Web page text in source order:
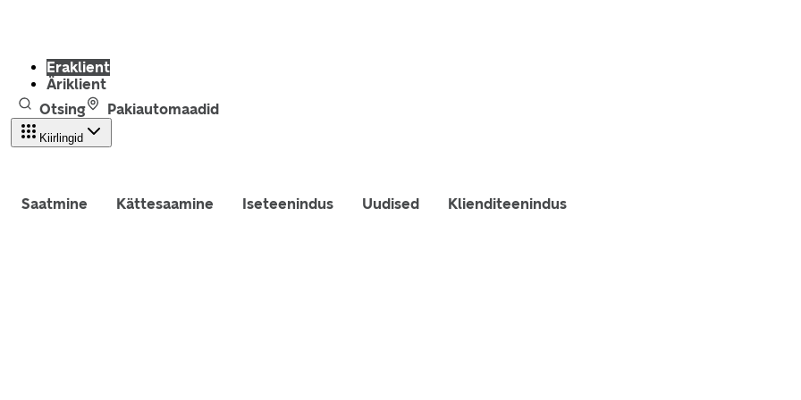
Eraklient
Äriklient
Otsing
Pakiautomaadid
Kiirlingid
Saatmine Kättesaamine Iseteenindus Uudised Klienditeenindus